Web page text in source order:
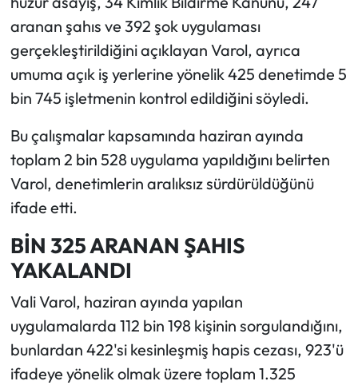
aranan şahıs ve 392 şok uygulaması
gerçekleştirildiğini açıklayan Varol, ayrıca
umuma açık iş yerlerine yönelik 425 denetimde 5
bin 745 işletmenin kontrol edildiğini söyledi.
Bu çalışmalar kapsamında haziran ayında
toplam 2 bin 528 uygulama yapıldığını belirten
Varol, denetimlerin aralıksız sürdürüldüğünü
ifade etti.
BİN 325 ARANAN ŞAHIS
YAKALANDI
Vali Varol, haziran ayında yapılan
uygulamalarda 112 bin 198 kişinin sorgulandığını,
bunlardan 422'si kesinleşmiş hapis cezası, 923'ü
ifadeye yönelik olmak üzere toplam 1.325